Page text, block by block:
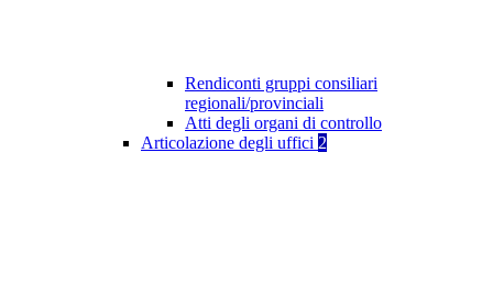
Rendiconti gruppi consiliari
regionali/provinciali
Atti degli organi di controllo
Articolazione degli uffici 2